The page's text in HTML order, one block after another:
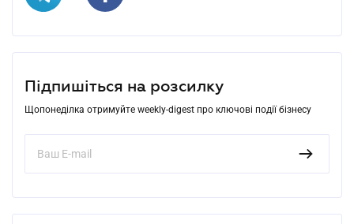
Підпишіться на розсилку
Щопонеділка отримуйте weekly-digest про ключові події бізнесу